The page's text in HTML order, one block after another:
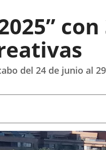
del 24 de junio al